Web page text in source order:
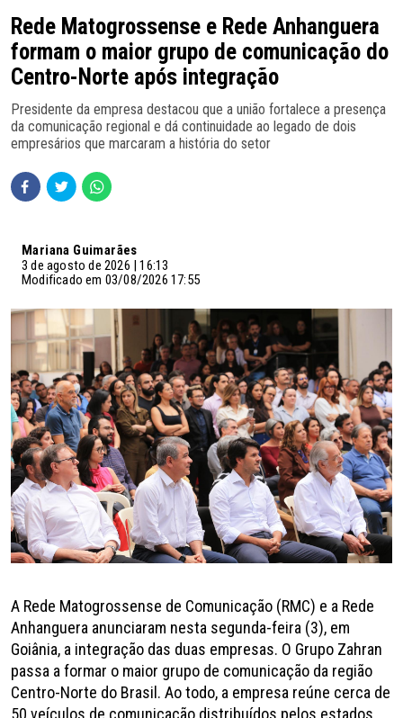
Rede Matogrossense e Rede Anhanguera
formam o maior grupo de comunicação do
Centro-Norte após integração
Presidente da empresa destacou que a união fortalece a presença
da comunicação regional e dá continuidade ao legado de dois
empresários que marcaram a história do setor
Mariana Guimarães
3 de agosto de 2026 | 16:13
Modificado em 03/08/2026 17:55
A Rede Matogrossense de Comunicação (RMC) e a Rede
Anhanguera anunciaram nesta segunda-feira (3), em
Goiânia, a integração das duas empresas. O Grupo Zahran
passa a formar o maior grupo de comunicação da região
Centro-Norte do Brasil. Ao todo, a empresa reúne cerca de
50 veículos de comunicação distribuídos pelos estados